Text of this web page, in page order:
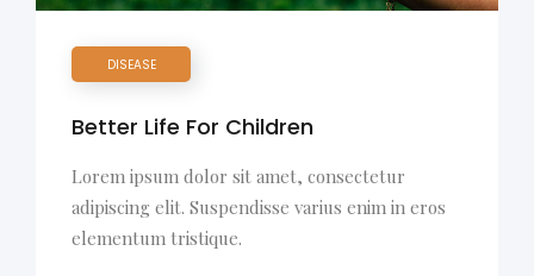
DISEASE
Better Life For Children
Lorem ipsum dolor sit amet, consectetur
adipiscing elit. Suspendisse varius enim in eros
elementum tristique.